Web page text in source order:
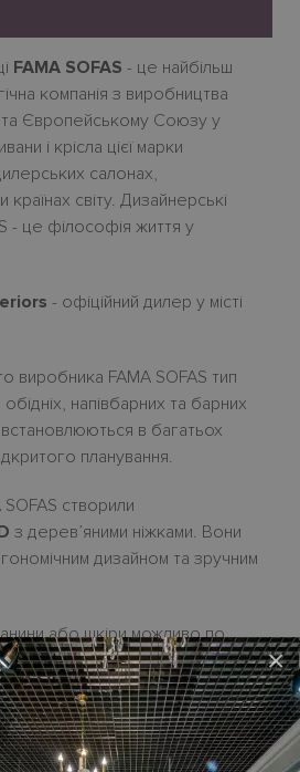
×
FAMA SOFAS - це найбільш
компанія з виробництва
та Європейському Союзу у
і крісла цієї марки
салонах,
світу. Дизайнерські
- це філософія життя у
- офіційний дилер у місті
виробника FAMA SOFAS тип
напівбарних та барних
встановлюються в багатьох
планування.
створили
з дерев’яними ніжками. Вони
дизайном та зручним
або шкіри можливо по
кольори дерев'яних
вишня, венге, чорний,
Усі актуальні зразки
салонi HABITARE interiors.